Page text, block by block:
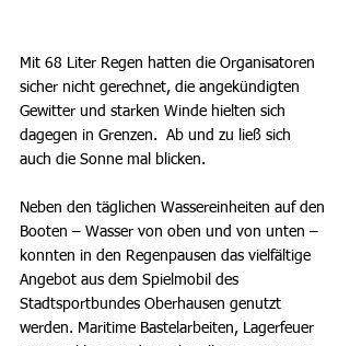
Mit 68 Liter Regen hatten die Organisatoren
sicher nicht gerechnet, die angekündigten
Gewitter und starken Winde hielten sich
dagegen in Grenzen.  Ab und zu ließ sich
auch die Sonne mal blicken.
Neben den täglichen Wassereinheiten auf den
Booten – Wasser von oben und von unten –
konnten in den Regenpausen das vielfältige
Angebot aus dem Spielmobil des
Stadtsportbundes Oberhausen genutzt
werden. Maritime Bastelarbeiten, Lagerfeuer